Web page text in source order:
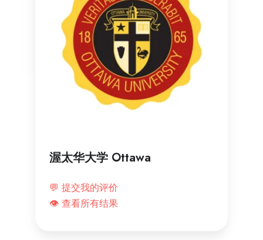
渥太华大学 Ottawa
💬 提交我的评价
👁️ 查看所有结果